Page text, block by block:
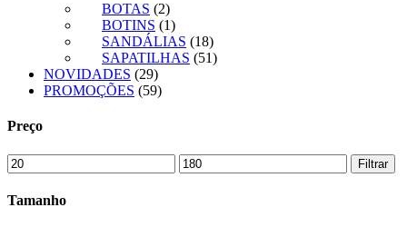
BOTAS (2)
BOTINS (1)
SANDÁLIAS (18)
SAPATILHAS (51)
NOVIDADES (29)
PROMOÇÕES (59)
Preço
Preço
mínimo
Preço
máximo
Filtrar
Tamanho